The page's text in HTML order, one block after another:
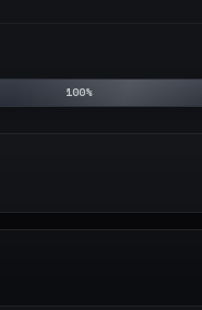
100%